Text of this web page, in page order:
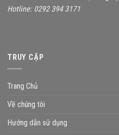
Hotline: 0292 394 3171
TRUY CẬP
Trang Chủ
Về chúng tôi
Hướng dẫn sử dụng